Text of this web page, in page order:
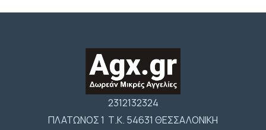
2312132324
ΠΛΑΤΩΝΟΣ 1 Τ.Κ. 54631 ΘΕΣΣΑΛΟΝΙΚΗ